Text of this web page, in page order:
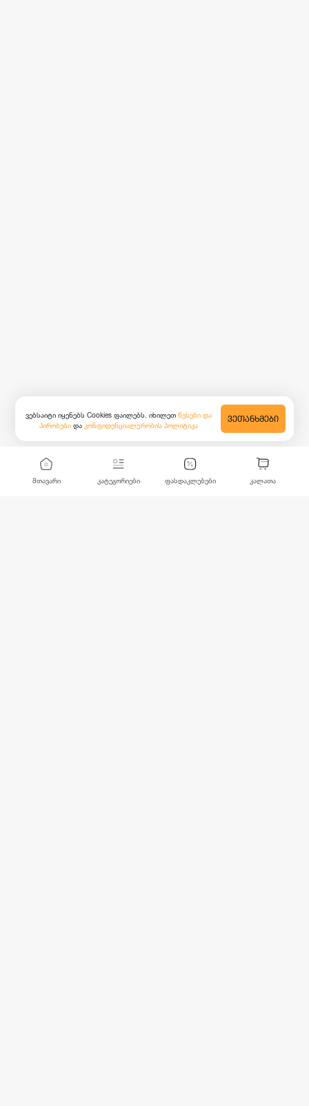
მთავარი კატეგორიები ფასდაკლებები კალათა
ვებსაიტი იყენებს Cookies ფაილებს. იხილეთ წესები და
პირობები და კონფიდენციალურობის პოლიტიკა
ᲕᲔᲗᲐᲜᲮᲛᲔᲑᲘ